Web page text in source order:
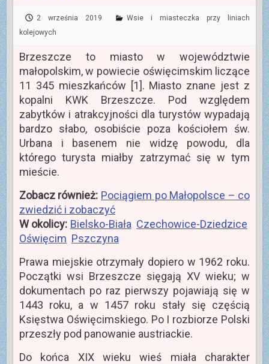
2 września 2019
Wsie i miasteczka przy liniach
kolejowych
Brzeszcze to miasto w województwie
małopolskim, w powiecie oświęcimskim liczące
11 345 mieszkańców [1]. Miasto znane jest z
kopalni KWK Brzeszcze. Pod względem
zabytków i atrakcyjności dla turystów wypadają
bardzo słabo, osobiście poza kościołem św.
Urbana i basenem nie widzę powodu, dla
którego turysta miałby zatrzymać się w tym
mieście.
Zobacz również: Pociągiem po Małopolsce – co
zwiedzić i zobaczyć
W okolicy: Bielsko-Biała Czechowice-Dziedzice
Oświęcim Pszczyna
Prawa miejskie otrzymały dopiero w 1962 roku.
Początki wsi Brzeszcze sięgają XV wieku; w
dokumentach po raz pierwszy pojawiają się w
1443 roku, a w 1457 roku stały się częścią
Księstwa Oświęcimskiego. Po I rozbiorze Polski
przeszły pod panowanie austriackie.
Do końca XIX wieku wieś miała charakter